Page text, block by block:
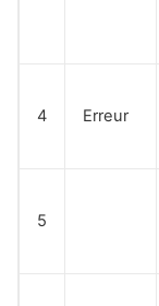
4 Erreur
5